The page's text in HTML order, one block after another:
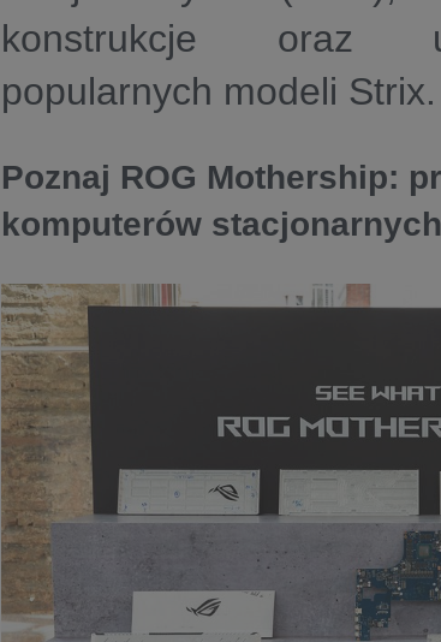
konstrukcje oraz
popularnych modeli Strix.
Poznaj ROG Mothership:
komputerów stacjonarnych